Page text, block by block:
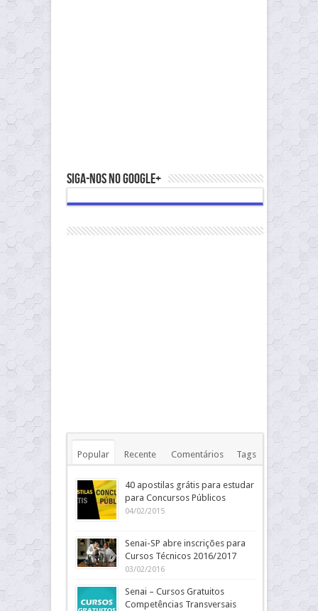
Siga-nos no Google+
Popular Recente Comentários Tags
40 apostilas grátis para estudar
para Concursos Públicos
04/02/2015
Senai-SP abre inscrições para
Cursos Técnicos 2016/2017
03/02/2016
Senai – Cursos Gratuitos
Competências Transversais